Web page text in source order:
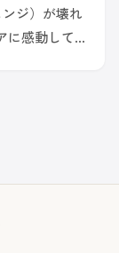
ジ）が壊れ
に感動して